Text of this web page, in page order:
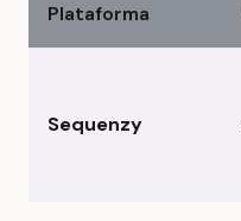
Plataforma
Sequenzy